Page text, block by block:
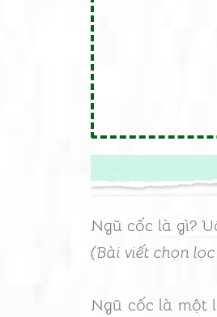
Ngũ cốc là gì?
(Bài viết chọn
Ngũ cốc là một